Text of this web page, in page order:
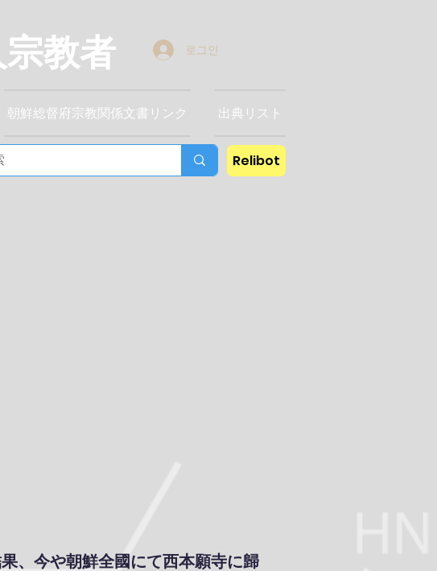
教者 로그인
朝鮮総督府宗教関係文書リンク 出典リスト
Relibot
、今や朝鮮全國にて西本願寺に歸